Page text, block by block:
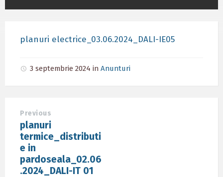
planuri electrice_03.06.2024_DALI-IE05
3 septembrie 2024 in Anunturi
Previous
planuri
termice_distributi
e in
pardoseala_02.06
.2024_DALI-IT 01